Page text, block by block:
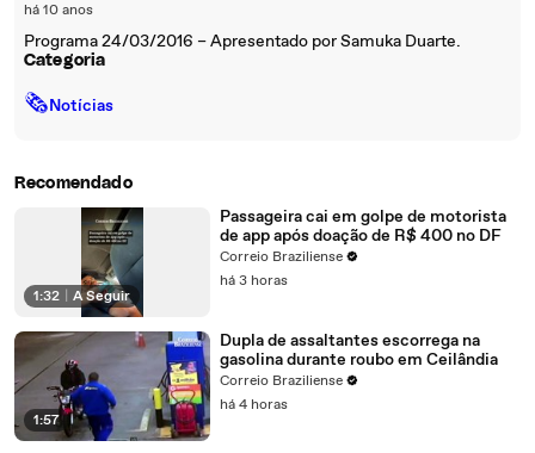
há 10 anos
Programa 24/03/2016 – Apresentado por Samuka Duarte.
Categoria
🗞Notícias
Recomendado
1:32 A Seguir
Passageira cai em golpe de motorista
de app após doação de R$ 400 no DF
Correio Braziliense
há 3 horas
1:57
Dupla de assaltantes escorrega na
gasolina durante roubo em Ceilândia
Correio Braziliense
há 4 horas